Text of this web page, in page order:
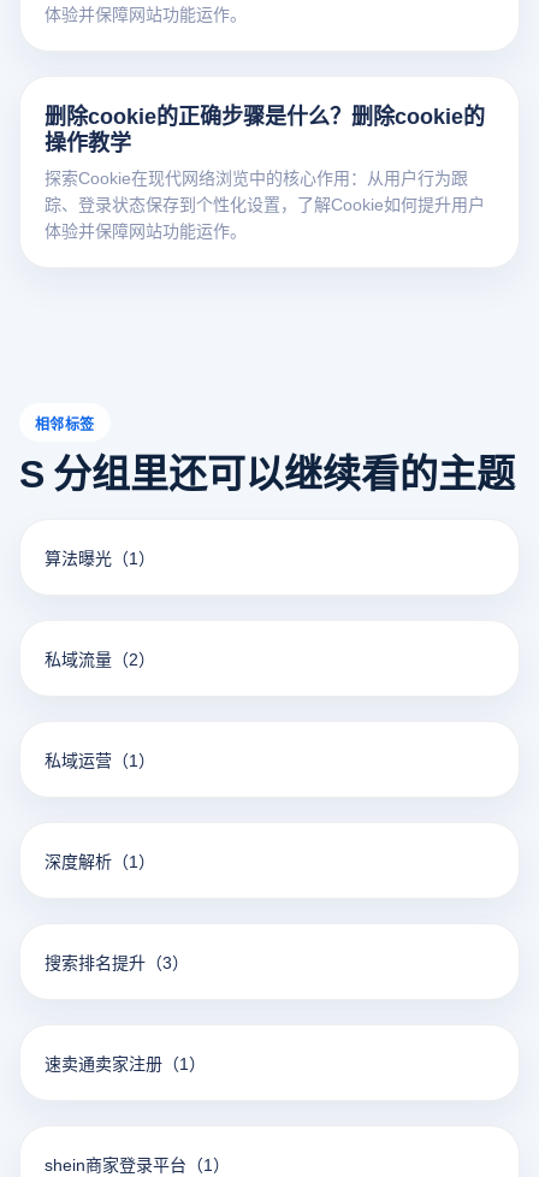
体验并保障网站功能运作。
删除cookie的正确步骤是什么？删除cookie的
操作教学
探索Cookie在现代网络浏览中的核心作用：从用户行为跟
踪、登录状态保存到个性化设置，了解Cookie如何提升用户
体验并保障网站功能运作。
相邻标签
S 分组里还可以继续看的主题
算法曝光 （1）
私域流量 （2）
私域运营 （1）
深度解析 （1）
搜索排名提升 （3）
速卖通卖家注册 （1）
shein商家登录平台 （1）